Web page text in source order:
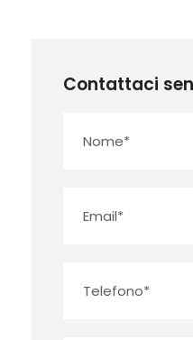
Contattaci